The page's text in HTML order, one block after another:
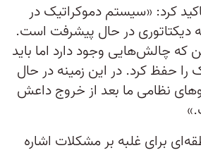
کرد: «سیستم دموکراتیک در
دیکتاتوری در حال پیشرفت است.
که چالش‌هایی وجود دارد اما باید
را حفظ کرد. در این زمینه در حال
نظامی ما بعد از خروج داعش
برای غلبه بر مشکلات اشاره